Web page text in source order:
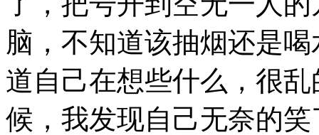
脑，不知道该抽烟还是
道自己在想些什么，很
候，我发现自己无奈的笑